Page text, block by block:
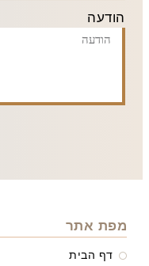
הודעה
מפת אתר
דף הבית